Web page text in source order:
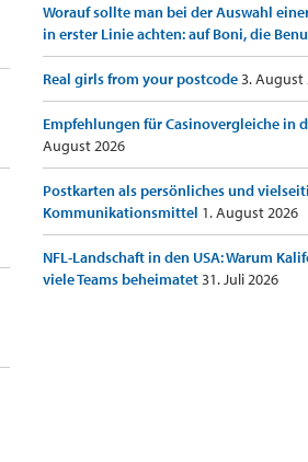
Worauf sollte man bei der Auswahl
in erster Linie achten: auf Boni, die
Real girls from your postcode3. August
Empfehlungen für Casinovergleiche in
August 2026
Postkarten als persönliches und
Kommunikationsmittel 1. August 2026
NFL-Landschaft in den USA: Warum
viele Teams beheimatet31. Juli 2026